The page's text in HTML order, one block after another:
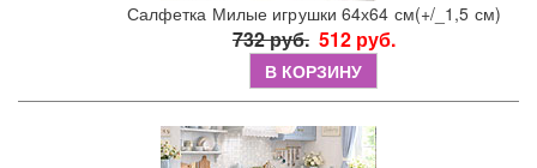
Салфетка Милые игрушки 64х64 см(+/_1,5 см)
732 руб. 512 руб.
В КОРЗИНУ